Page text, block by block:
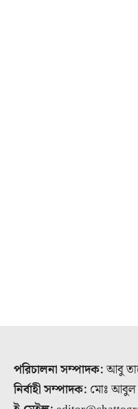
পরিচালনা সম্পাদক:আবু
নির্বাহী সম্পাদক: মোঃ আবুল